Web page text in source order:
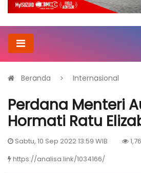
Beranda Internasional
Perdana Menteri
Hormati Ratu
Sabtu, 10 Sep 2022 13:59 WIB
https://analisa.link/1034166/